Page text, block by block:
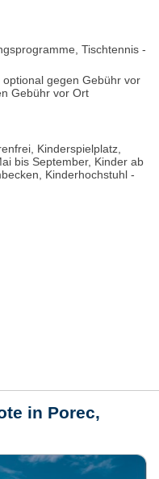
Tischtennis -
gegen Gebühr vor
Gebühr vor Ort
Kinderspielplatz,
bis September, Kinder ab
Kinderhochstuhl -
in Porec,